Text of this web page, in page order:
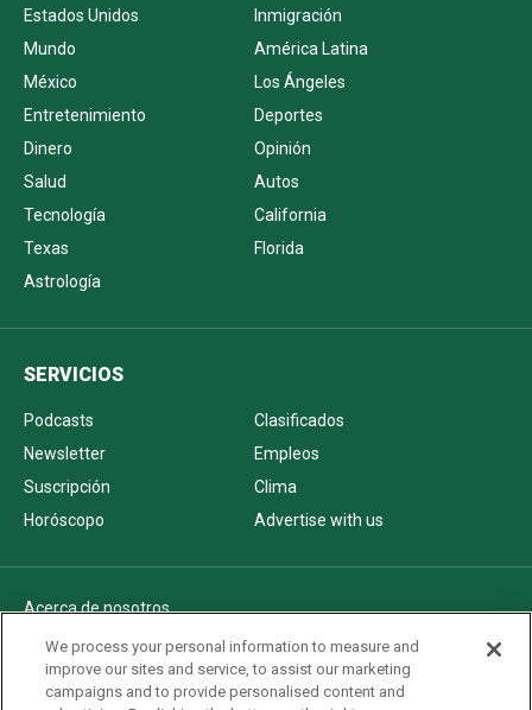
Estados Unidos
Inmigración
Mundo
América Latina
México
Los Ángeles
Entretenimiento
Deportes
Dinero
Opinión
Salud
Autos
Tecnología
California
Texas
Florida
Astrología
SERVICIOS
Podcasts
Clasificados
Newsletter
Empleos
Suscripción
Clima
Horóscopo
Advertise with us
Acerca de nosotros
Politica de privacidad
Pautas Editoriales
We process your personal information to measure and
improve our sites and service, to assist our marketing
campaigns and to provide personalised content and